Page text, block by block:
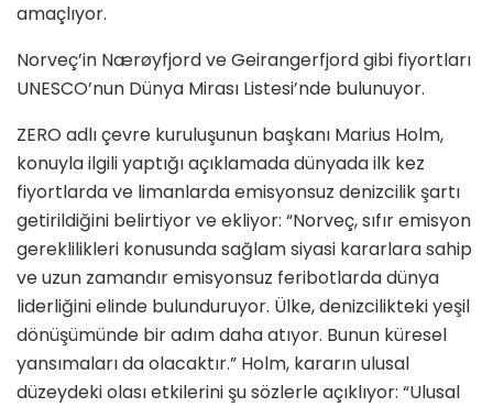
amaçlıyor.
Norveç’in Nærøyfjord ve Geirangerfjord gibi fiyortları
UNESCO’nun Dünya Mirası Listesi’nde bulunuyor.
ZERO adlı çevre kuruluşunun başkanı Marius Holm,
konuyla ilgili yaptığı açıklamada dünyada ilk kez
fiyortlarda ve limanlarda emisyonsuz denizcilik şartı
getirildiğini belirtiyor ve ekliyor: “Norveç, sıfır emisyon
gereklilikleri konusunda sağlam siyasi kararlara sahip
ve uzun zamandır emisyonsuz feribotlarda dünya
liderliğini elinde bulunduruyor. Ülke, denizcilikteki yeşil
dönüşümünde bir adım daha atıyor. Bunun küresel
yansımaları da olacaktır.” Holm, kararın ulusal
düzeydeki olası etkilerini şu sözlerle açıklıyor: “Ulusal